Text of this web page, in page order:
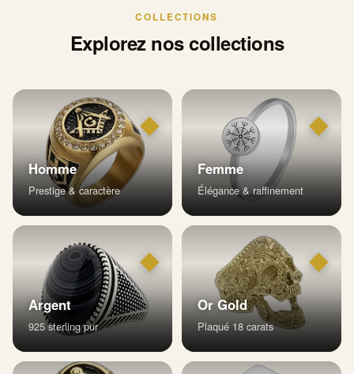
COLLECTIONS
Explorez nos collections
◆
Homme
Prestige & caractère
◆
Femme
Élégance & raffinement
◆
Argent
925 sterling pur
◆
Or Gold
Plaqué 18 carats